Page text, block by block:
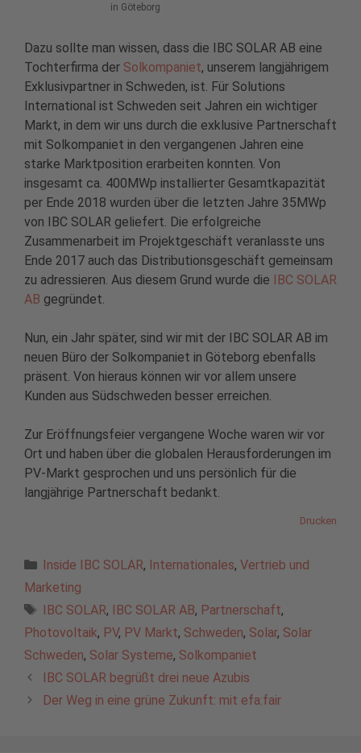
in Göteborg
Dazu sollte man wissen, dass die IBC SOLAR AB eine
Tochterfirma der Solkompaniet, unserem langjährigem
Exklusivpartner in Schweden, ist. Für Solutions
International ist Schweden seit Jahren ein wichtiger
Markt, in dem wir uns durch die exklusive Partnerschaft
mit Solkompaniet in den vergangenen Jahren eine
starke Marktposition erarbeiten konnten. Von
insgesamt ca. 400MWp installierter Gesamtkapazität
per Ende 2018 wurden über die letzten Jahre 35MWp
von IBC SOLAR geliefert. Die erfolgreiche
Zusammenarbeit im Projektgeschäft veranlasste uns
Ende 2017 auch das Distributionsgeschäft gemeinsam
zu adressieren. Aus diesem Grund wurde die IBC SOLAR
AB gegründet.
Nun, ein Jahr später, sind wir mit der IBC SOLAR AB im
neuen Büro der Solkompaniet in Göteborg ebenfalls
präsent. Von hieraus können wir vor allem unsere
Kunden aus Südschweden besser erreichen.
Zur Eröffnungsfeier vergangene Woche waren wir vor
Ort und haben über die globalen Herausforderungen im
PV-Markt gesprochen und uns persönlich für die
langjährige Partnerschaft bedankt.
Drucken
Kategorien
Inside IBC SOLAR, Internationales, Vertrieb und
Marketing
Schlagwörter
IBC SOLAR, IBC SOLAR AB, Partnerschaft,
Photovoltaik, PV, PV Markt, Schweden, Solar, Solar
Schweden, Solar Systeme, Solkompaniet
IBC SOLAR begrüßt drei neue Azubis
Der Weg in eine grüne Zukunft: mit efa:fair